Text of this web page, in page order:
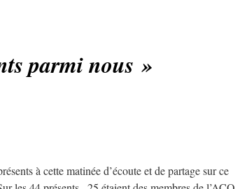
parmi nous »
à cette matinée d’écoute et de partage sur ce